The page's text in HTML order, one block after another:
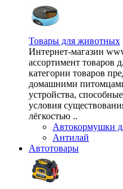
Товары для животных
Интернет-магазин
ассортимент товаров
категории товаров
домашними
устройства,
условия
лёгкостью ..
Автокормушки
Антилай
Автотовары